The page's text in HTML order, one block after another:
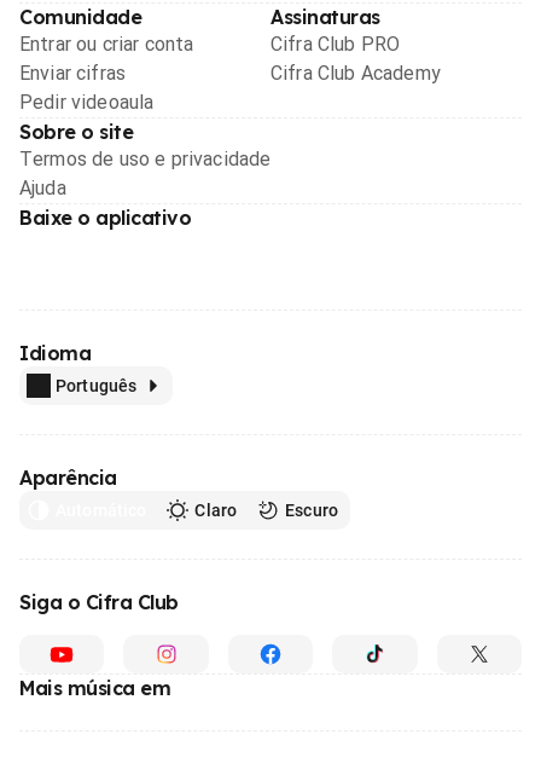
Comunidade
Entrar ou criar conta
Enviar cifras
Pedir videoaula
Assinaturas
Cifra Club PRO
Cifra Club Academy
Sobre o site
Termos de uso e privacidade
Ajuda
Baixe o aplicativo
Idioma
Português
Aparência
Claro Escuro
Siga o Cifra Club
Mais música em